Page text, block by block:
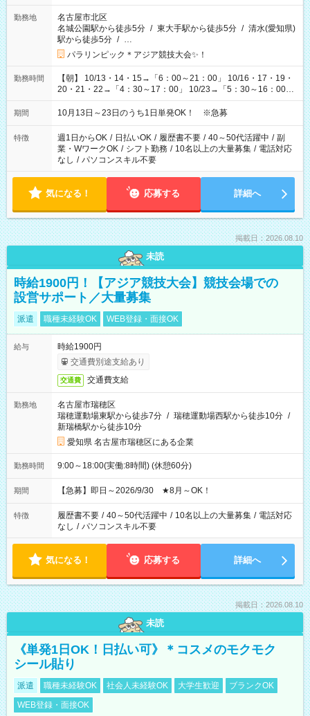
勤務地
名古屋市北区
名城公園駅から徒歩5分 / 東大手駅から徒歩5分 / 清水(愛知県)
駅から徒歩5分 / …
パラリンピック＊アジア競技大会✨！
勤務時間
【朝】 10/13・14・15→「6：00～21：00」 10/16・17・19・
20・21・22→「4：30～17：00」 10/23→「5：30～16：00」
【夕方】 10/16・17・19～21→「17：00～26：00」
10/22→「17：00～24：30」 10/23→「16：00～23：00」 ＊
け、夕方だけ、などもOKです！
期間 10月13日～23日のうち1日単発OK！ ※急募
特徴 週1日からOK / 日払いOK / 履歴書不要 / 40～50代活躍中 / 副
業・WワークOK / シフト勤務 / 10名以上の大量募集 / 電話対応
なし / パソコンスキル不要
気になる！ 応募する 詳細へ
掲載日：2026.08.10
未読
時給1900円！【アジア競技大会】競技会場での
設営サポート／大量募集
派遣 職種未経験OK WEB登録・面接OK
給与
時給1900円
交通費別途支給あり
交通費 交通費支給
勤務地
名古屋市瑞穂区
瑞穂運動場東駅から徒歩7分 / 瑞穂運動場西駅から徒歩10分 /
新瑞橋駅から徒歩10分
愛知県 名古屋市瑞穂区にある企業
勤務時間 9:00～18:00(実働:8時間) (休憩60分)
期間 【急募】即日～2026/9/30 ★8月～OK！
特徴 履歴書不要 / 40～50代活躍中 / 10名以上の大量募集 / 電話対応
なし / パソコンスキル不要
気になる！ 応募する 詳細へ
掲載日：2026.08.10
未読
《単発1日OK！日払い可》＊コスメのモクモク
シール貼り
派遣 職種未経験OK 社会人未経験OK 大学生歓迎
ブランクOK
WEB登録・面接OK